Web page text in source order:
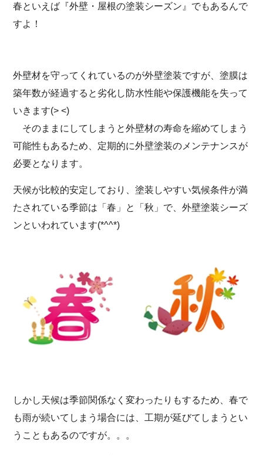
春といえば『外壁・屋根の塗装シーズン』でもあるんで
すよ！
外壁材を守ってくれているのが外壁塗装ですが、塗膜は
築年数が経過すると劣化し防水性能や保護機能を失って
いきます(> <)
そのままにしてしまうと外壁材の寿命を縮めてしまう
可能性もあるため、定期的に外壁塗装のメンテナンスが
必要となります。
天候が比較的安定しており、塗装しやすい気候条件が満
たされている季節は「春」と「秋」で、外壁塗装シーズ
ンといわれています(*^^*)
しかし天候は季節関係なく変わったりもするため、春で
も雨が続いてしまう場合には、工期が延びてしまうとい
うこともあるのですが。。。